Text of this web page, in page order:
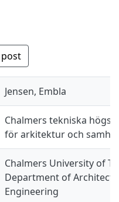
post
Jensen, Embla
Chalmers tekniska
för arkitektur och
Chalmers University of
Department of
Engineering